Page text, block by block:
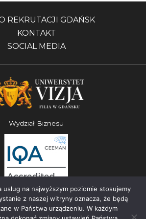
REKRUTACJI GDAŃSK
KONTAKT
SOCIAL MEDIA
Wydział Biznesu
usług na najwyższym poziomie stosujemy
z naszej witryny oznacza, że będą
w Państwa urządzeniu. W każdym